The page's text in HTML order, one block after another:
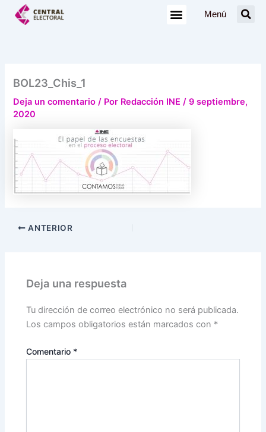
Menú
BOL23_Chis_1
Deja un comentario / Por Redacción INE/9 septiembre,
2020
ANTERIOR
Deja una respuesta
Tu dirección de correo electrónico no será publicada.
Los campos obligatorios están marcados con *
Comentario *